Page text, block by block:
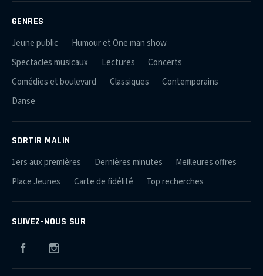
GENRES
Jeune public
Humour et One man show
Spectacles musicaux
Lectures
Concerts
Comédies et boulevard
Classiques
Contemporains
Danse
SORTIR MALIN
1ers aux premières Dernières minutes
Meilleures offres
Place Jeunes
Carte de fidélité Top recherches
SUIVEZ-NOUS SUR
Facebook